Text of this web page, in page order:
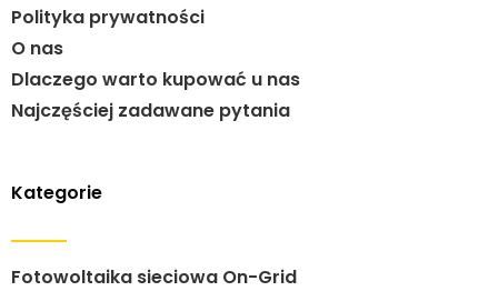
Polityka prywatności
O nas
Dlaczego warto kupować u nas
Najczęściej zadawane pytania
Kategorie
Fotowoltaika sieciowa On-Grid